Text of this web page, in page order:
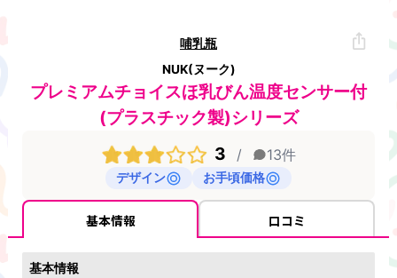
哺乳瓶
NUK(ヌーク)
プレミアムチョイスほ乳びん温度センサー付
(プラスチック製)シリーズ
3
/ 13件
デザイン お手頃価格
基本情報 口コミ
基本情報